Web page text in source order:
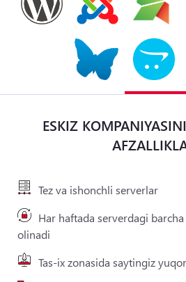
ESKIZ
Tez va ishonchli serverlar
Har haftada serverdagi
olinadi
Tas-ix zonasida saytingiz